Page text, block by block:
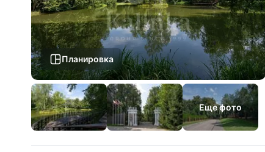
Планировка
Еще фото